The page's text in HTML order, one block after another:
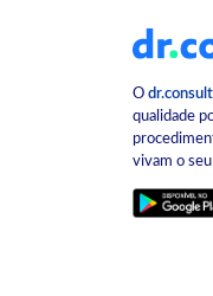
O
qualidade
vivam o